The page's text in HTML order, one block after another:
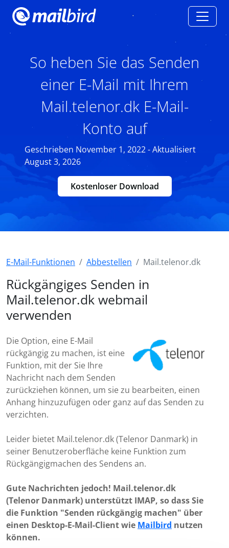
So heben Sie das Senden
einer E-Mail mit Ihrem
Mail.telenor.dk E-Mail-
Konto auf
Geschrieben November 1, 2022 - Aktualisiert
August 3, 2026
Kostenloser Download
E-Mail-Funktionen Abbestellen Mail.telenor.dk
Rückgängiges Senden in
Mail.telenor.dk webmail
verwenden
Die Option, eine E-Mail
rückgängig zu machen, ist eine
Funktion, mit der Sie Ihre
Nachricht nach dem Senden
zurückziehen können, um sie zu bearbeiten, einen
Anhang hinzuzufügen oder ganz auf das Senden zu
verzichten.
Leider bietet Mail.telenor.dk (Telenor Danmark) in
seiner Benutzeroberfläche keine Funktion zum
Rückgängigmachen des Sendens an.
Gute Nachrichten jedoch! Mail.telenor.dk
(Telenor Danmark) unterstützt IMAP, so dass Sie
die Funktion "Senden rückgängig machen" über
einen Desktop-E-Mail-Client wie Mailbird nutzen
können.